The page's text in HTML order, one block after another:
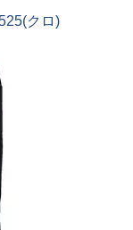
クロ)